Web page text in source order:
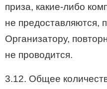
приза, какие-либо
не предоставляются,
Организатору,
не проводится.
3.12. Общее